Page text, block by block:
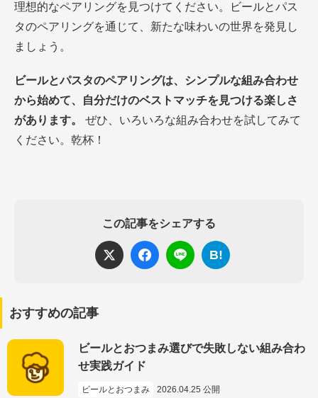
理想的なペアリングを見つけてください。ビールとパス
タのペアリングを通じて、新たな味わいの世界を発見し
ましょう。
ビールとパスタのペアリングは、シンプルな組み合わせ
から始めて、自分だけのベストマッチを見つける楽しさ
があります。
ぜひ、いろいろな組み合わせを試してみて
ください。乾杯！
この記事をシェアする
B!
おすすめの記事
ビールとおつまみ選びで失敗しない組み合わ
せ実践ガイド
ビールとおつまみ 2026.04.25 公開